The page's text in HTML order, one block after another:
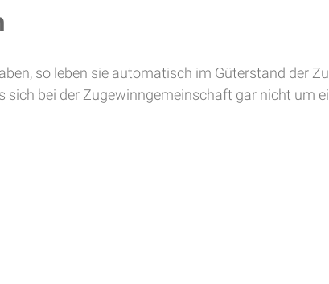
so leben sie automatisch im Güterstand der
sich bei der Zugewinngemeinschaft gar nicht um